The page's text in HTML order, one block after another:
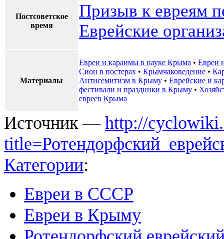
Постсоветское
время
Призыв к евреям
Еврейские
Материалы
Евреи и караимы в науке Крыма • Евреи
Сион в постерах • Крымчаковедение •
Антисемитизм в Крыму • Еврейские и
фестивали и праздники в Крыму •
евреев Крыма
Источник — http://
Категории:
Евреи в СССР
Евреи в Крыму